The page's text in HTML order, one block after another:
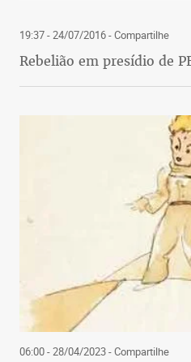
19:37 - 24/07/2016- Compartilhe
Rebelião em presídio de
06:00 - 28/04/2023- Compartilhe